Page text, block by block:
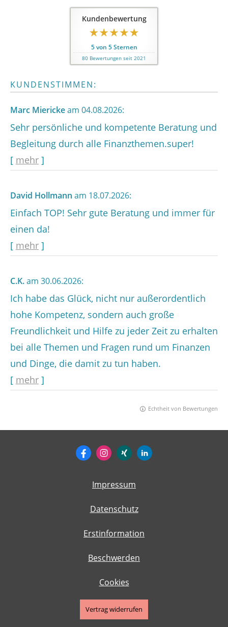
Kundenbewertung
5von 5Sternen
80 Bewertungen seit 2021
KUNDENSTIMMEN:
Marc Mierickeam 04.08.2026:
Sehr persönliche und kompetente Beratung und
Begleitung durch alle Finanzthemen.super!
[ mehr ]
David Hollmann am 18.07.2026:
Einfach TOP! Sehr gute Beratung und immer für
einen da!
[ mehr ]
C.K.am 30.06.2026:
Ich habe das Glück, nicht nur außerordentlich
hohe Kompetenz, sondern auch große
Freundlichkeit und Hilfe zu jeder Zeit zu erhalten
bei alle Themen und Fragen rund um Finanzen
und Dinge, die damit zu tun haben.
[ mehr ]
Echtheit von Bewertungen
Impressum
Datenschutz
Erstinformation
Beschwerden
Cookies
Vertrag widerrufen